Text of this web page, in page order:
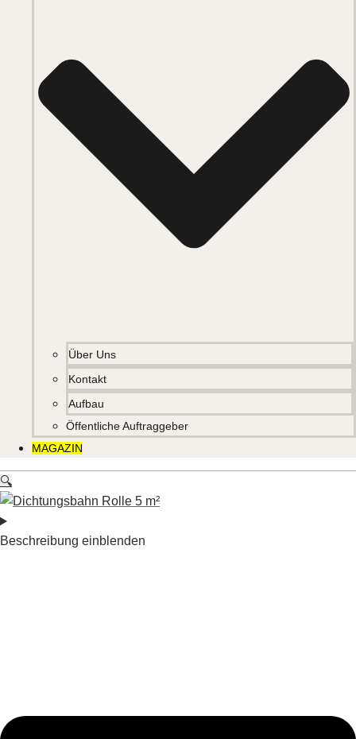
Über Uns
Kontakt
Aufbau
Öffentliche Auftraggeber
MAGAZIN
🔍
Beschreibung einblenden